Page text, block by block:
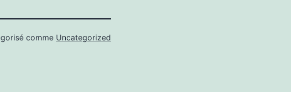
comme Uncategorized